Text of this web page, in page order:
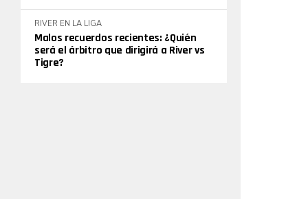
RIVER EN LA LIGA
Malos recuerdos recientes: ¿Quién
será el árbitro que dirigirá a River vs
Tigre?